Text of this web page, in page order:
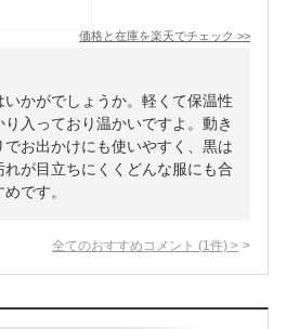
価格と在庫を楽天でチェック >>
かがでしょうか。軽くて保温性
入っており温かいですよ。動き
お出かけにも使いやすく、黒は
が目立ちにくくどんな服にも合
です。
全てのおすすめコメント (1 件) >